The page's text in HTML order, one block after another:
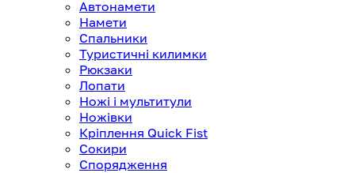
Автонамети
Намети
Спальники
Туристичні килимки
Рюкзаки
Лопати
Ножі і мультитули
Ножівки
Кріплення Quick Fist
Сокири
Спорядження